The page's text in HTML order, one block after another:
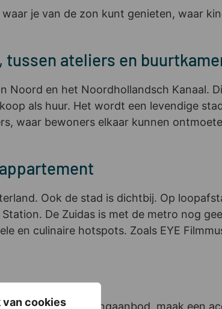
van cookies
je van de zon kunt genieten, waar
ateliers en
en het Noordhollandsch Kanaal.
als huur. Het wordt een levendige
waar bewoners elkaar kunnen
Ook de stad is dichtbij. Op
De Zuidas is met de metro nog
culinaire hotspots. Zoals EYE
danhierhet woningaanbod, maak een